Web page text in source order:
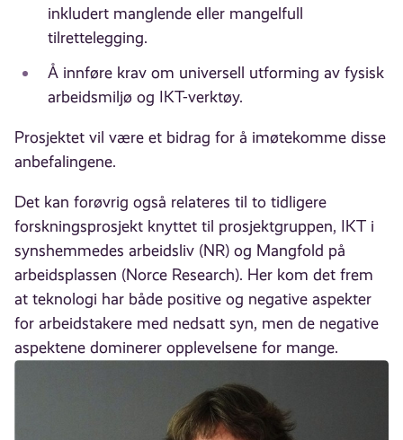
inkludert manglende eller mangelfull
tilrettelegging.
Å innføre krav om universell utforming av fysisk
arbeidsmiljø og IKT-verktøy.
Prosjektet vil være et bidrag for å imøtekomme disse
anbefalingene.
Det kan forøvrig også relateres til to tidligere
forskningsprosjekt knyttet til prosjektgruppen, IKT i
synshemmedes arbeidsliv (NR) og Mangfold på
arbeidsplassen (Norce Research). Her kom det frem
at teknologi har både positive og negative aspekter
for arbeidstakere med nedsatt syn, men de negative
aspektene dominerer opplevelsene for mange.